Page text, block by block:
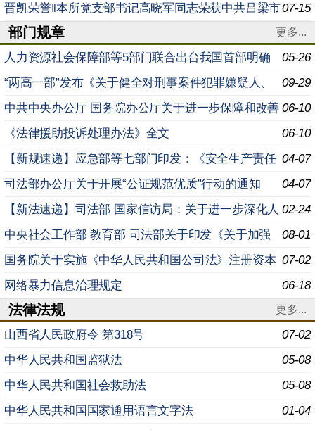
称号
07-15
晋凯荣誉‖本所党支部书记高晓军同志荣获中共吕梁市
委非公有制经济组织和社会组织工委会“全市两新组织优秀
部门规章 更多...
05-26
人力资源社会保障部等5部门联合出台我国首部明确
超龄劳动者权益的专门规章 日前，人力资源社会保障部会
同
09-29
“两高一部”发布《关于健全对刑事案件犯罪嫌疑人、
被告人身份审查工作机制的意见》 为准确、及时查明案件
06-10
中共中央办公厅 国务院办公厅关于进一步保障和改善
民生 着力解决群众急难愁盼的意见
06-10
《法律援助投诉处理办法》全文
04-07
【新规速递】应急部等七部门印发：《安全生产责任
保险实施办法》
04-07
司法部办公厅关于开展“公证规范优质”行动的通知
02-24
【新法速递】司法部 国家信访局：关于进一步深化人
民调解参与信访工作对接推进信访工作法治化的意见
08-01
中央社会工作部 教育部 司法部关于印发《关于加强
高校法律援助志愿服务工作的意见》的通知
07-02
国务院关于实施《中华人民共和国公司法》注册资本
登记管理制度的规定
06-18
网络暴力信息治理规定
法律法规 更多...
07-02
山西省人民政府令 ​第318号
05-08
中华人民共和国监狱法
05-08
中华人民共和国社会救助法
01-04
中华人民共和国国家通用语言文字法